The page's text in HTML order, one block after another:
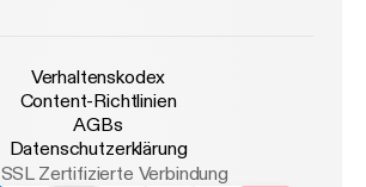
Verhaltenskodex
Content-Richtlinien
AGBs
Datenschutzerklärung
SSL Zertifizierte Verbindung